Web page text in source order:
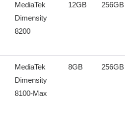
MediaTek
Dimensity
8200
12GB 256GB
MediaTek
Dimensity
8100-Max
8GB 256GB